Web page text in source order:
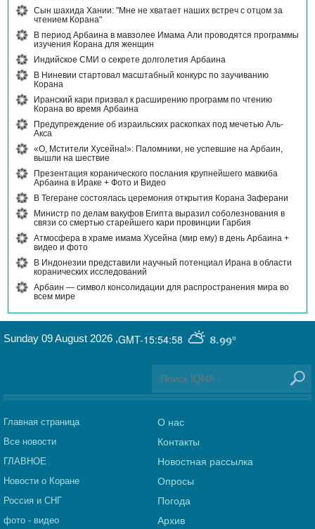
Сын шахида Хании: "Мне не хватает наших встреч с отцом за
чтением Корана"
В период Арбаина в мавзолее Имама Али проводятся программы
изучения Корана для женщин
Индийское СМИ о секрете долголетия Арбаина
В Ниневии стартовал масштабный конкурс по заучиванию
Корана
Иранский кари призвал к расширению программ по чтению
Корана во время Арбаина
Предупреждение об израильских раскопках под мечетью Аль-
Акса
«О, Мстители Хусейна!»: Паломники, не успевшие на Арбаин,
вышли на шествие
Презентация коранического послания крупнейшего мавкиба
Арбаина в Ираке + Фото и Видео
В Тегеране состоялась церемония открытия Корана Заферани
Министр по делам вакуфов Египта выразил соболезнования в
связи со смертью старейшего кари провинции Гарбия
Атмосфера в храме имама Хусейна (мир ему) в день Арбаина +
видео и фото
В Индонезии представили научный потенциал Ирана в области
коранических исследований
Арбаин — символ консолидации для распространения мира во
всем мире
GMT-15:54:58 8.99°
Sunday 09 August 2026 ,
Главная страница
Все новости
ГЛАВНОЕ
Новости о Коране
Россия и СНГ
фото - видео
О нас
Контакты
Новостная рассылка
Опросы
Погода
Архив